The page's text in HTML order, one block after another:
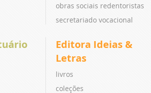
obras sociais redentoristas
secretariado vocacional
Editora Ideias &
Letras
livros
coleções